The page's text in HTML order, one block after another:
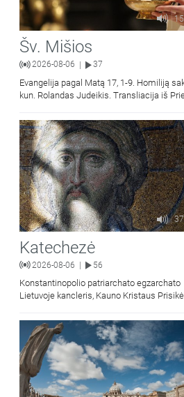
Šv. Mišios
2026-08-06 37
Evangelija pagal Matą 17, 1-9. Homiliją
kun. Rolandas Judeikis. Transliacija iš
Katechezė
2026-08-06 56
Konstantinopolio patriarchato egzarchato
Lietuvoje kancleris, Kauno Kristaus
kunigas Vitalijus Mockus pasakoja apie
Kristaus Atsimainymo šventę.